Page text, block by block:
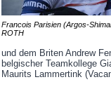
Francois Parisien (Argos-
ROTH
und dem Briten Andrew
belgischer Teamkollege
Maurits Lammertink
Facebook